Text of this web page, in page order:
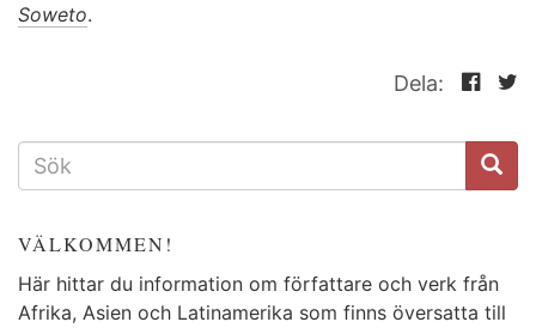
Soweto.
Dela:
SÖKFORMULÄR
VÄLKOMMEN!
Här hittar du information om författare och verk från
Afrika, Asien och Latinamerika som finns översatta till